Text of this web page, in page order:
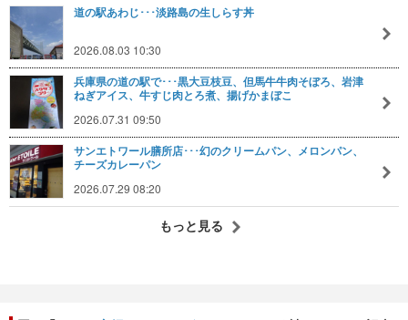
道の駅あわじ･･･淡路島の生しらす丼
2026.08.03 10:30
兵庫県の道の駅で･･･黒大豆枝豆、但馬牛牛肉そぼろ、岩津
ねぎアイス、牛すじ肉とろ煮、揚げかまぼこ
2026.07.31 09:50
サンエトワール膳所店･･･幻のクリームパン、メロンパン、
チーズカレーパン
2026.07.29 08:20
もっと見る